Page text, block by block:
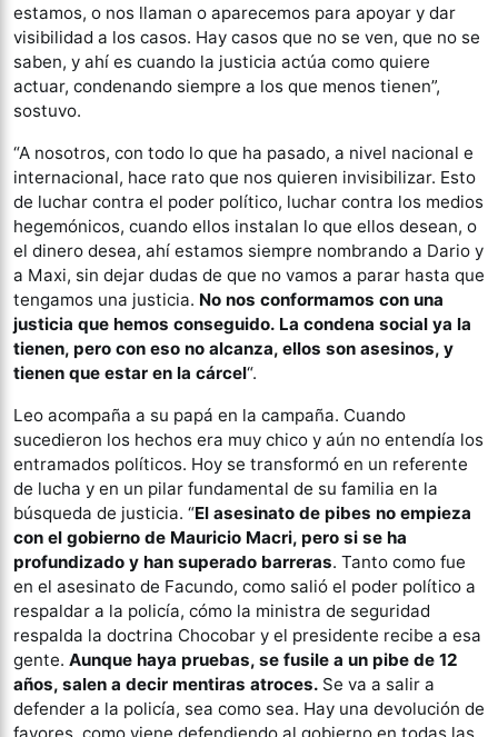
estamos, o nos llaman o aparecemos para apoyar y dar
visibilidad a los casos. Hay casos que no se ven, que no se
saben, y ahí es cuando la justicia actúa como quiere
actuar, condenando siempre a los que menos tienen”,
sostuvo.
“A nosotros, con todo lo que ha pasado, a nivel nacional e
internacional, hace rato que nos quieren invisibilizar. Esto
de luchar contra el poder político, luchar contra los medios
hegemónicos, cuando ellos instalan lo que ellos desean, o
el dinero desea, ahí estamos siempre nombrando a Dario y
a Maxi, sin dejar dudas de que no vamos a parar hasta que
tengamos una justicia. No nos conformamos con una
justicia que hemos conseguido. La condena social ya la
tienen, pero con eso no alcanza, ellos son asesinos, y
tienen que estar en la cárcel“.
Leo acompaña a su papá en la campaña. Cuando
sucedieron los hechos era muy chico y aún no entendía los
entramados políticos. Hoy se transformó en un referente
de lucha y en un pilar fundamental de su familia en la
búsqueda de justicia. “El asesinato de pibes no empieza
con el gobierno de Mauricio Macri, pero si se ha
profundizado y han superado barreras. Tanto como fue
en el asesinato de Facundo, como salió el poder político a
respaldar a la policía, cómo la ministra de seguridad
respalda la doctrina Chocobar y el presidente recibe a esa
gente. Aunque haya pruebas, se fusile a un pibe de 12
años, salen a decir mentiras atroces. Se va a salir a
defender a la policía, sea como sea. Hay una devolución de